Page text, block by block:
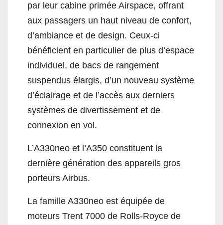
par leur cabine primée Airspace, offrant
aux passagers un haut niveau de confort,
d’ambiance et de design. Ceux-ci
bénéficient en particulier de plus d’espace
individuel, de bacs de rangement
suspendus élargis, d’un nouveau système
d’éclairage et de l’accès aux derniers
systèmes de divertissement et de
connexion en vol.
L’A330neo et l’A350 constituent la
dernière génération des appareils gros
porteurs Airbus.
La famille A330neo est équipée de
moteurs Trent 7000 de Rolls-Royce de